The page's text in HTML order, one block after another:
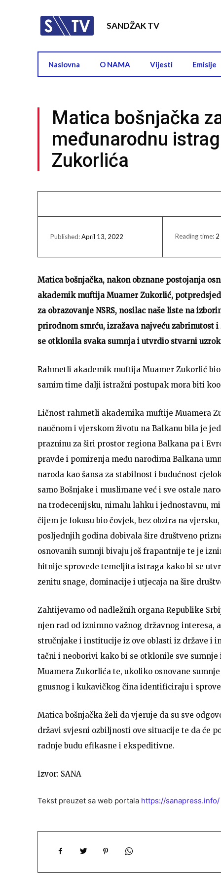
SANDŽAK TV
Naslovna O NAMA Vijesti Emisije
Matica bošnjačka
međunarodnu
Zukorlića
Published:April 13, 2022 Reading time: 2
Matica bošnjačka, nakon obznane postojanja
akademik muftija Muamer Zukorlić,
za obrazovanje NSRS, nosilac naše liste na
prirodnom smrću, izražava najveću
se otklonila svaka sumnja i utvrdio stvarni
Rahmetli akademik muftija Muamer Zukorlić
samim time dalji istražni postupak mora biti
Ličnost rahmetli akademika muftije Muamera
naučnom i vjerskom životu na Balkanu bila je
prazninu za širi prostor regiona Balkana pa i
pravde i pomirenja među narodima Balkana
naroda kao šansa za stabilnost i budućnost
samo Bošnjake i muslimane već i sve ostale
na trodecenijsku, nimalu lahku i jednostavnu,
čijem je fokusu bio čovjek, bez obzira na
posljednjih godina dobivala šire društveno
osnovanih sumnji bivaju još frapantnije te je
hitnije sprovede temeljita istraga kako bi se
zenitu snage, dominacije i utjecaja na šire
Zahtijevamo od nadležnih organa Republike
njen rad od iznimno važnog državnog
stručnjake i institucije iz ove oblasti iz države i
tačni i neoborivi kako bi se otklonile sve
Muamera Zukorlića te, ukoliko osnovane
gnusnog i kukavičkog čina identificiraju i
Matica bošnjačka želi da vjeruje da su sve
državi svjesni ozbiljnosti ove situacije te da će
radnje budu efikasne i ekspeditivne.
Izvor: SANA
Tekst preuzet sa web portala https://sanapress.info/